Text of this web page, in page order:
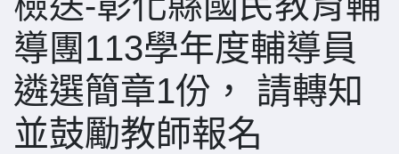
導團113學年度輔導員
遴選簡章1份， 請轉知
並鼓勵教師報名